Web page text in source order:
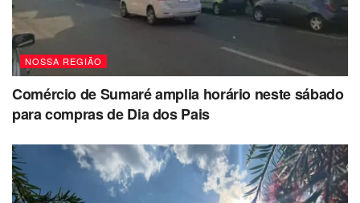
NOSSA REGIÃO
Comércio de Sumaré amplia horário neste sábado
para compras de Dia dos Pais